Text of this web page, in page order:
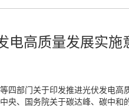
电高质量发展实施
四部门关于印发推进光伏发电
央、国务院关于碳达峰、碳中